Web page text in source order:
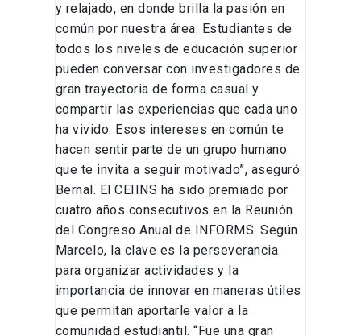
y relajado, en donde brilla la pasión en
común por nuestra área. Estudiantes de
todos los niveles de educación superior
pueden conversar con investigadores de
gran trayectoria de forma casual y
compartir las experiencias que cada uno
ha vivido. Esos intereses en común te
hacen sentir parte de un grupo humano
que te invita a seguir motivado”, aseguró
Bernal. El CEIINS ha sido premiado por
cuatro años consecutivos en la Reunión
del Congreso Anual de INFORMS. Según
Marcelo, la clave es la perseverancia
para organizar actividades y la
importancia de innovar en maneras útiles
que permitan aportarle valor a la
comunidad estudiantil. “Fue una gran